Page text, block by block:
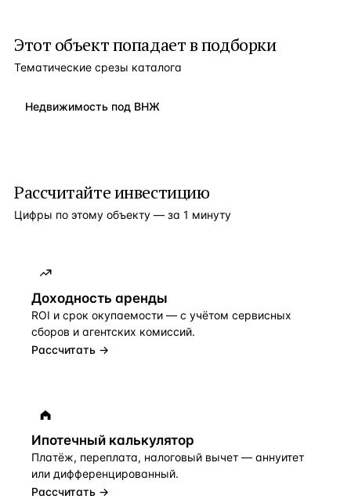
Этот объект попадает в подборки
Тематические срезы каталога
Недвижимость под ВНЖ
Рассчитайте инвестицию
Цифры по этому объекту — за 1 минуту
Доходность аренды
ROI и срок окупаемости — с учётом сервисных
сборов и агентских комиссий.
Рассчитать →
Ипотечный калькулятор
Платёж, переплата, налоговый вычет — аннуитет
или дифференцированный.
Рассчитать →